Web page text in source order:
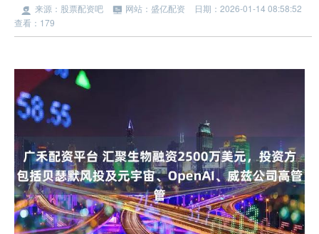
来源：股票配资吧 网站：盛亿配资
日期：2026-01-14 08:58:52
查看：179